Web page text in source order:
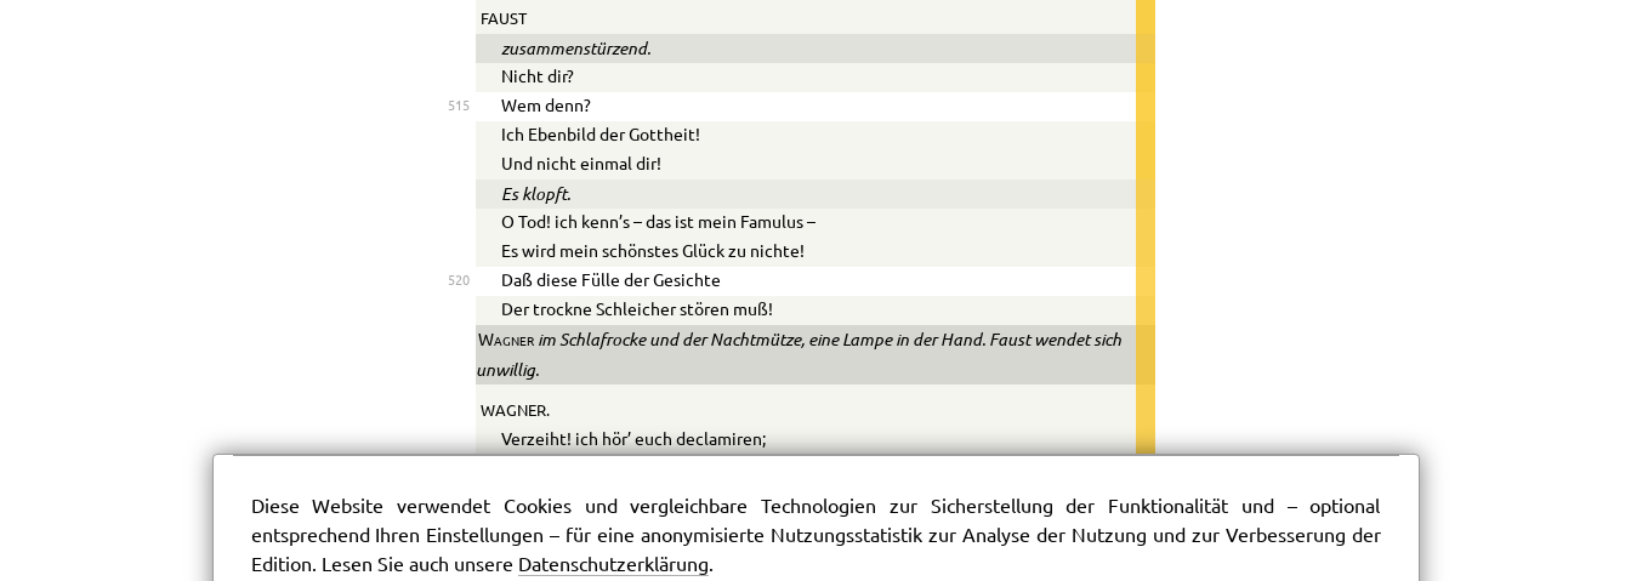
FAUST
zusammenstürzend.
Nicht dir?
515
Wem denn?
Ich Ebenbild der Gottheit!
Und nicht einmal dir!
Es klopft.
O Tod! ich kenn’s – das ist mein Famulus –
Es wird mein schönstes Glück zu nichte!
520
Daß diese Fülle der Gesichte
Der trockne Schleicher stören muß!
Wagnerim Schlafrocke und der Nachtmütze, eine Lampe in der Hand. Faust wendet sich
unwillig.
WAGNER.
Verzeiht! ich hör’ euch declamiren;
In dieser Kunst möcht’ ich ’was profitiren,
525
Denn heut zu Tage wirkt das viel.
Ich hab’ es öfters rühmen hören,
Diese Website verwendet Cookies und vergleichbare Technologien zur Sicherstellung der Funktionalität und – optional
entsprechend Ihren Einstellungen – für eine anonymisierte Nutzungsstatistik zur Analyse der Nutzung und zur Verbesserung der
Edition. Lesen Sie auch unsere Datenschutzerklärung.